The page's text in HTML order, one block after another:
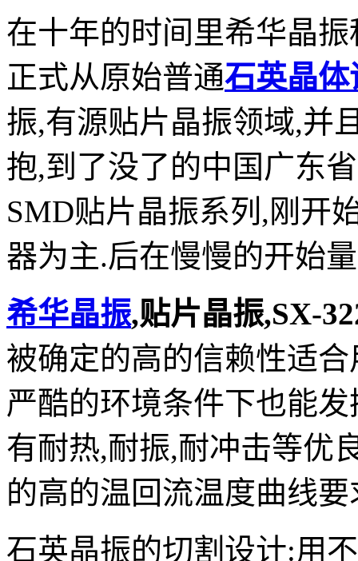
在十年的时间里希华晶
正式从原始普通石英晶体
振,有源贴片晶振领域,并
抱,到了没了的中国广东
SMD贴片晶振系列,刚开
器为主.后在慢慢的开始
希华晶振,贴片晶振,SX-
被确定的高的信赖性适
严酷的环境条件下也能
有耐热,耐振,耐冲击等优
的高的温回流温度曲线
石英晶振的切割设计:用